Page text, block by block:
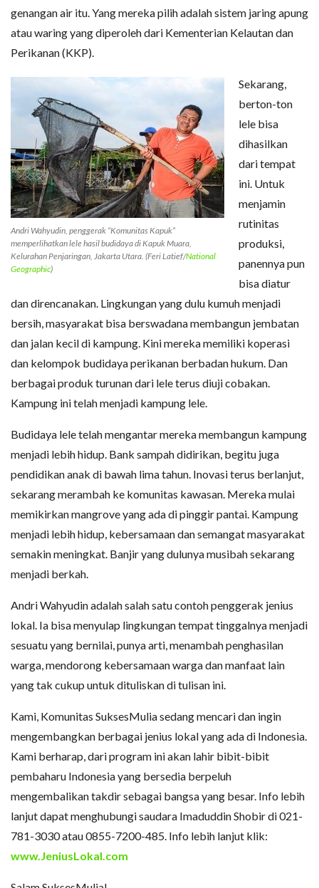
genangan air itu. Yang mereka pilih adalah sistem jaring apung
atau waring yang diperoleh dari Kementerian Kelautan dan
Perikanan (KKP).
Andri Wahyudin, penggerak “Komunitas Kapuk”
memperlihatkan lele hasil budidaya di Kapuk Muara,
Kelurahan Penjaringan, Jakarta Utara. (Feri Latief/National
Geographic)
Sekarang,
berton-ton
lele bisa
dihasilkan
dari tempat
ini. Untuk
menjamin
rutinitas
produksi,
panennya pun
bisa diatur
dan direncanakan. Lingkungan yang dulu kumuh menjadi
bersih, masyarakat bisa berswadana membangun jembatan
dan jalan kecil di kampung. Kini mereka memiliki koperasi
dan kelompok budidaya perikanan berbadan hukum. Dan
berbagai produk turunan dari lele terus diuji cobakan.
Kampung ini telah menjadi kampung lele.
Budidaya lele telah mengantar mereka membangun kampung
menjadi lebih hidup. Bank sampah didirikan, begitu juga
pendidikan anak di bawah lima tahun. Inovasi terus berlanjut,
sekarang merambah ke komunitas kawasan. Mereka mulai
memikirkan mangrove yang ada di pinggir pantai. Kampung
menjadi lebih hidup, kebersamaan dan semangat masyarakat
semakin meningkat. Banjir yang dulunya musibah sekarang
menjadi berkah.
Andri Wahyudin adalah salah satu contoh penggerak jenius
lokal. Ia bisa menyulap lingkungan tempat tinggalnya menjadi
sesuatu yang bernilai, punya arti, menambah penghasilan
warga, mendorong kebersamaan warga dan manfaat lain
yang tak cukup untuk dituliskan di tulisan ini.
Kami, Komunitas SuksesMulia sedang mencari dan ingin
mengembangkan berbagai jenius lokal yang ada di Indonesia.
Kami berharap, dari program ini akan lahir bibit-bibit
pembaharu Indonesia yang bersedia berpeluh
mengembalikan takdir sebagai bangsa yang besar. Info lebih
lanjut dapat menghubungi saudara Imaduddin Shobir di 021-
781-3030 atau 0855-7200-485. Info lebih lanjut klik:
www.JeniusLokal.com